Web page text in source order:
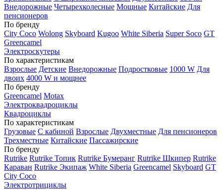
Внедорожные Четырехколесные Мощные Китайские Для
пенсионеров
По бренду
City Coco Wolong Skyboard Kugoo White Siberia Super Soco GT
Greencamel
Электроскутеры
По характеристикам
Взрослые Детские Внедорожные Подростковые 1000 W Для
двоих 4000 W и мощнее
По бренду
Greencamel Motax
Электроквадроциклы
Квадроциклы
По характеристикам
Грузовые С кабиной Взрослые Двухместные Для пенсионеров
Трехместные Китайские Пассажирские
По бренду
Rutrike Rutrike Топик Rutrike Бумеранг Rutrike Шкипер Rutrike
Караван Rutrike Экипаж White Siberia Greencamel Skyboard GT
City Coco
Электротрициклы